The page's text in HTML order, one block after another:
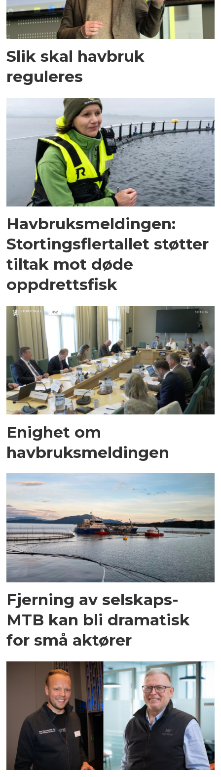
Slik skal havbruk
reguleres
Havbruksmeldingen:
Stortingsflertallet støtter
tiltak mot døde
oppdrettsfisk
Enighet om
havbruksmeldingen
Fjerning av selskaps-
MTB kan bli dramatisk
for små aktører